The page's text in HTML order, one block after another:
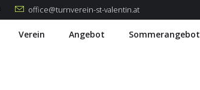
office@turnverein-st-valentin.at
Verein Angebot Sommerangebot